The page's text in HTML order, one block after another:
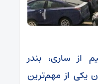
از ساری، بندر
یکی از مهم‌ترین